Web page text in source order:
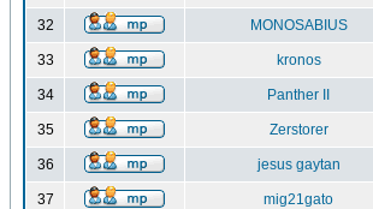
32 MONOSABIUS
33 kronos
34 Panther II
35 Zerstorer
36 jesus gaytan
37 mig21gato